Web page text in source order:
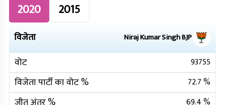
2020
2015
विजेता Niraj Kumar SinghBJP
वोट 93755
विजेता पार्टी का वोट % 72.7%
69.4%